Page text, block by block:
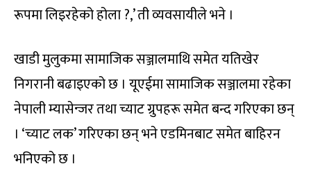
रूपमा लिइरहेको होला ?,’ ती व्यवसायीले भने ।
खाडी मुलुकमा सामाजिक सञ्जालमाथि समेत यतिखेर
निगरानी बढाइएको छ । यूएईमा सामाजिक सञ्जालमा रहेका
नेपाली म्यासेन्जर तथा च्याट ग्रुपहरू समेत बन्द गरिएका छन्
। ‘च्याट लक’ गरिएका छन् भने एडमिनबाट समेत बाहिरन
भनिएको छ ।